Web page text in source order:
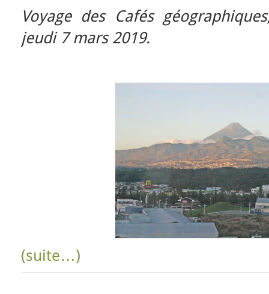
Voyage des Cafés
jeudi 7 mars 2019.
(suite…)